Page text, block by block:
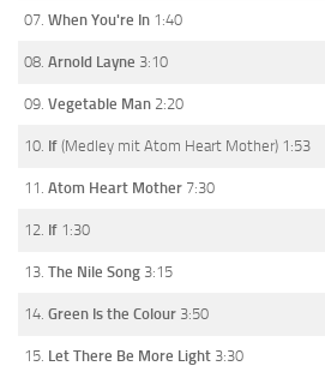
07. When You're In 1:40
08. Arnold Layne 3:10
09. Vegetable Man 2:20
10. If (Medley mit Atom Heart Mother) 1:53
11. Atom Heart Mother 7:30
12. If 1:30
13. The Nile Song 3:15
14. Green Is the Colour 3:50
15. Let There Be More Light 3:30